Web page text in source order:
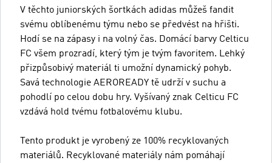
V těchto juniorských šortkách adidas můžeš fandit
svému oblíbenému týmu nebo se předvést na hřišti.
Hodí se na zápasy i na volný čas. Domácí barvy Celticu
FC všem prozradí, který tým je tvým favoritem. Lehký
přizpůsobivý materiál ti umožní dynamický pohyb.
Savá technologie AEROREADY tě udrží v suchu a
pohodlí po celou dobu hry. Vyšívaný znak Celticu FC
vzdává hold tvému fotbalovému klubu.
Tento produkt je vyrobený ze 100% recyklovaných
materiálů. Recyklované materiály nám pomáhají